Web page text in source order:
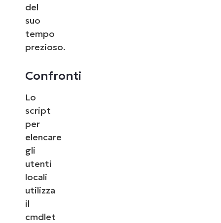
del
suo
tempo
prezioso.
Confronti
Lo
script
per
elencare
gli
utenti
locali
utilizza
il
cmdlet